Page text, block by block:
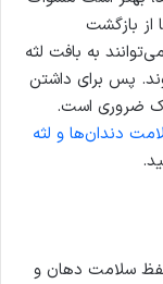
از بازگشت
به بافت لثه
پس برای داشتن
ضروری است.
دندان‌ها و لثه‌
حفظ سلامت دهان و